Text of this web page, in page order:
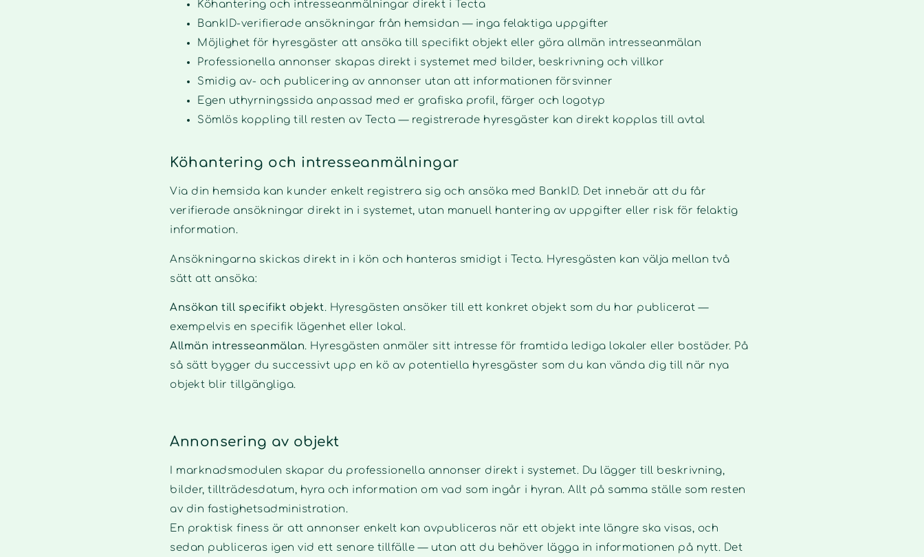
Köhantering och intresseanmälningar direkt i Tecta
BankID-verifierade ansökningar från hemsidan — inga felaktiga uppgifter
Möjlighet för hyresgäster att ansöka till specifikt objekt eller göra allmän intresseanmälan
Professionella annonser skapas direkt i systemet med bilder, beskrivning och villkor
Smidig av- och publicering av annonser utan att informationen försvinner
Egen uthyrningssida anpassad med er grafiska profil, färger och logotyp
Sömlös koppling till resten av Tecta — registrerade hyresgäster kan direkt kopplas till avtal
Köhantering och intresseanmälningar
Via din hemsida kan kunder enkelt registrera sig och ansöka med BankID. Det innebär att du får
verifierade ansökningar direkt in i systemet, utan manuell hantering av uppgifter eller risk för felaktig
information.
Ansökningarna skickas direkt in i kön och hanteras smidigt i Tecta. Hyresgästen kan välja mellan två
sätt att ansöka:
Ansökan till specifikt objekt. Hyresgästen ansöker till ett konkret objekt som du har publicerat —
exempelvis en specifik lägenhet eller lokal.
Allmän intresseanmälan. Hyresgästen anmäler sitt intresse för framtida lediga lokaler eller bostäder. På
så sätt bygger du successivt upp en kö av potentiella hyresgäster som du kan vända dig till när nya
objekt blir tillgängliga.
Annonsering av objekt
I marknadsmodulen skapar du professionella annonser direkt i systemet. Du lägger till beskrivning,
bilder, tillträdesdatum, hyra och information om vad som ingår i hyran. Allt på samma ställe som resten
av din fastighetsadministration.
En praktisk finess är att annonser enkelt kan avpubliceras när ett objekt inte längre ska visas, och
sedan publiceras igen vid ett senare tillfälle — utan att du behöver lägga in informationen på nytt. Det